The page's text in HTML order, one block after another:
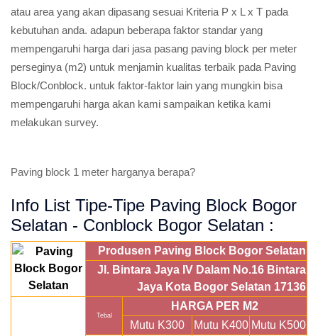
atau area yang akan dipasang sesuai Kriteria P x L x T pada
kebutuhan anda. adapun beberapa faktor standar yang
mempengaruhi harga dari jasa pasang paving block per meter
perseginya (m2) untuk menjamin kualitas terbaik pada Paving
Block/Conblock. untuk faktor-faktor lain yang mungkin bisa
mempengaruhi harga akan kami sampaikan ketika kami
melakukan survey.
Paving block 1 meter harganya berapa?
Info List Tipe-Tipe Paving Block Bogor
Selatan - Conblock Bogor Selatan :
Produsen Paving Block Bogor Selatan
Jl. Bintara Jaya IV Dalam No.16 Bintara
Jaya Kota Bogor Selatan 17136
Tebal
HARGA PER M2
Mutu K300
Mutu K400 Mutu K500